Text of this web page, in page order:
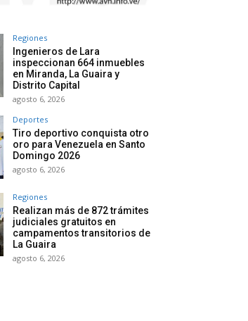
Regiones
Ingenieros de Lara
inspeccionan 664 inmuebles
en Miranda, La Guaira y
Distrito Capital
agosto 6, 2026
Deportes
Tiro deportivo conquista otro
oro para Venezuela en Santo
Domingo 2026
agosto 6, 2026
Regiones
Realizan más de 872 trámites
judiciales gratuitos en
campamentos transitorios de
La Guaira
agosto 6, 2026